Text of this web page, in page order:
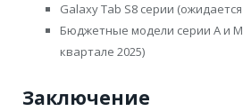
Galaxy Tab S8 серии
Бюджетные модели серии A и
квартале 2025)
Заключение